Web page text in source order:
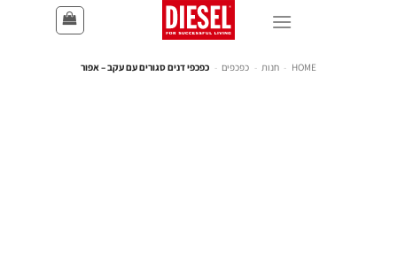
HOME
- חנות - כפכפים - כפכפי דנים סגורים עם עקב – אפור